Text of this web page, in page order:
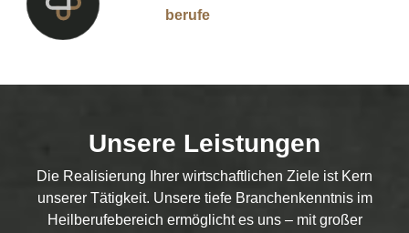
berufe
Unsere Leistungen
Die Realisierung Ihrer wirtschaftlichen Ziele ist Kern
unserer Tätigkeit. Unsere tiefe Branchenkenntnis im
Heilberufebereich ermöglicht es uns – mit großer